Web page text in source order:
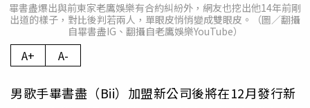
畢書盡爆出與前東家老鷹娛樂有合約糾紛外，網友也挖出他14年前剛
出道的樣子，對比後判若兩人，單眼皮悄悄變成雙眼皮。（圖／翻攝
自畢書盡IG、翻攝自老鷹娛樂YouTube）
A+ A-
男歌手畢書盡（Bii）加盟新公司後將在12月發行新